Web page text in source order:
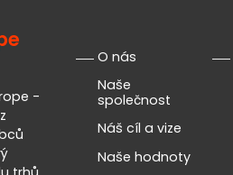
-
O nás
Naše
společnost
Náš cíl a vize
Naše hodnoty